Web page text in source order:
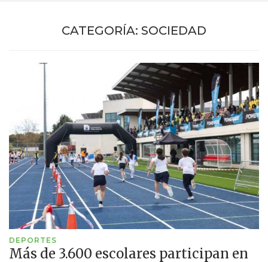
CATEGORÍA: SOCIEDAD
DEPORTES
Más de 3.600 escolares participan en